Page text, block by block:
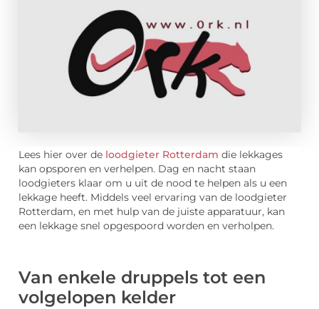
Lees hier over de loodgieter Rotterdam die lekkages
kan opsporen en verhelpen. Dag en nacht staan
loodgieters klaar om u uit de nood te helpen als u een
lekkage heeft. Middels veel ervaring van de loodgieter
Rotterdam, en met hulp van de juiste apparatuur, kan
een lekkage snel opgespoord worden en verholpen.
Van enkele druppels tot een
volgelopen kelder